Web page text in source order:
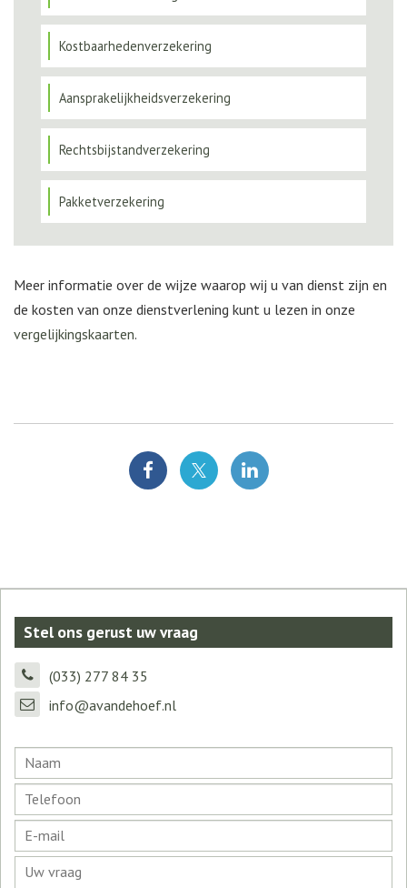
Kostbaarhedenverzekering
Aansprakelijkheidsverzekering
Rechtsbijstandverzekering
Pakketverzekering
Meer informatie over de wijze waarop wij u van dienst zijn en
de kosten van onze dienstverlening kunt u lezen in onze
vergelijkingskaarten.
Stel ons gerust uw vraag
(033) 277 84 35
info@avandehoef.nl